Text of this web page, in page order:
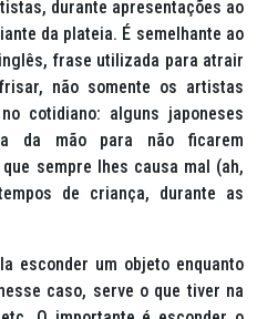
durante apresentações ao
da plateia. É semelhante ao
frase utilizada para atrair
não somente os artistas
cotidiano: alguns japoneses
da mão para não ficarem
sempre lhes causa mal (ah,
de criança, durante as
esconder um objeto enquanto
caso, serve o que tiver na